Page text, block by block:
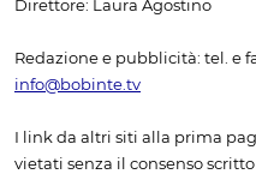
Direttore: Laura Agostino
Redazione e pubblicità: tel. e
info@bobinte.tv
I link da altri siti alla prima
vietati senza il consenso